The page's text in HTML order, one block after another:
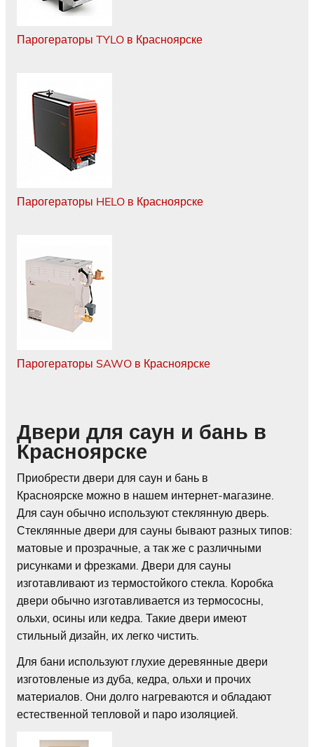
Парогераторы TYLO в Красноярске
Парогераторы HELO в Красноярске
Парогераторы SAWO в Красноярске
Двери для саун и бань в
Красноярске
Приобрести двери для саун и бань в
Красноярске можно в нашем интернет-магазине.
Для саун обычно используют стеклянную дверь.
Стеклянные двери для сауны бывают разных типов:
матовые и прозрачные, а так же с различными
рисунками и фрезками. Двери для сауны
изготавливают из термостойкого стекла. Коробка
двери обычно изготавливается из термососны,
ольхи, осины или кедра. Такие двери имеют
стильный дизайн, их легко чистить.
Для бани используют глухие деревянные двери
изготовленые из дуба, кедра, ольхи и прочих
материалов. Они долго нагреваются и обладают
естественной тепловой и паро изоляцией.